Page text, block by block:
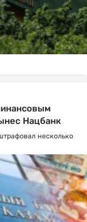
Нацбанк
несколько